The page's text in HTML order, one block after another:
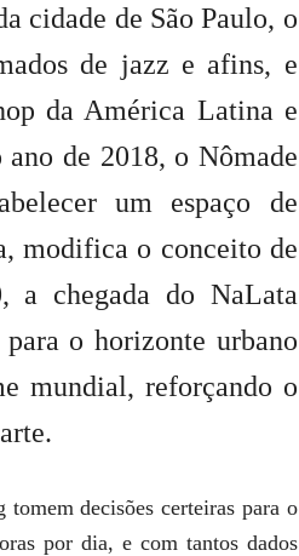
cidade de São Paulo, o
de jazz e afins, e
da América Latina e
de 2018, o Nômade
um espaço de
modifica o conceito de
a chegada do NaLata
o horizonte urbano
mundial, reforçando o
decisões certeiras para o
por dia, e com tantos dados